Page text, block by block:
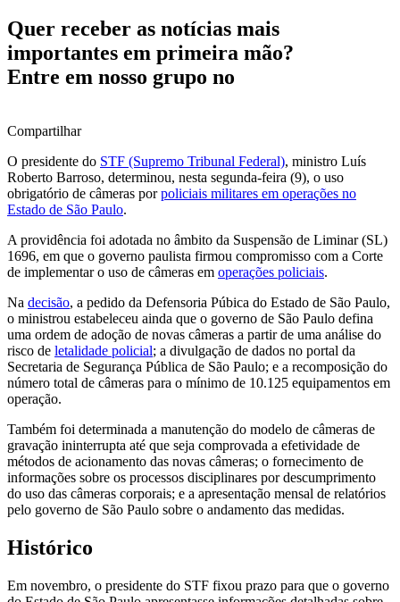
Quer receber as notícias mais
importantes em primeira mão?
Entre em nosso grupo no
Compartilhar
O presidente do STF (Supremo Tribunal Federal), ministro Luís
Roberto Barroso, determinou, nesta segunda-feira (9), o uso
obrigatório de câmeras porpoliciais militares em operações no
Estado de São Paulo.
A providência foi adotada no âmbito da Suspensão de Liminar (SL)
1696, em que o governo paulista firmou compromisso com a Corte
de implementar o uso de câmeras em operações policiais.
Na decisão, a pedido da Defensoria Púbica do Estado de São Paulo,
o ministrou estabeleceu ainda que o governo de São Paulo defina
uma ordem de adoção de novas câmeras a partir de uma análise do
risco de letalidade policial; a divulgação de dados no portal da
Secretaria de Segurança Pública de São Paulo; e a recomposição do
número total de câmeras para o mínimo de 10.125 equipamentos em
operação.
Também foi determinada a manutenção do modelo de câmeras de
gravação ininterrupta até que seja comprovada a efetividade de
métodos de acionamento das novas câmeras; o fornecimento de
informações sobre os processos disciplinares por descumprimento
do uso das câmeras corporais; e a apresentação mensal de relatórios
pelo governo de São Paulo sobre o andamento das medidas.
Histórico
Em novembro, o presidente do STF fixou prazo para que o governo